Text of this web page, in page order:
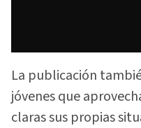
La publicación
jóvenes que
claras sus propias